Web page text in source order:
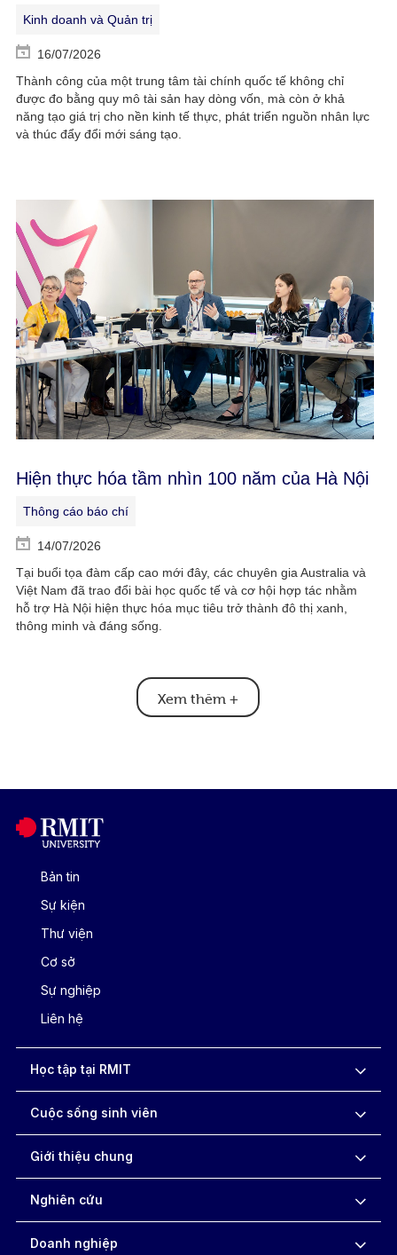
Kinh doanh và Quản trị
16/07/2026
Thành công của một trung tâm tài chính quốc tế không chỉ
được đo bằng quy mô tài sản hay dòng vốn, mà còn ở khả
năng tạo giá trị cho nền kinh tế thực, phát triển nguồn nhân lực
và thúc đẩy đổi mới sáng tạo.
Hiện thực hóa tầm nhìn 100 năm của Hà Nội
Thông cáo báo chí
14/07/2026
Tại buổi tọa đàm cấp cao mới đây, các chuyên gia Australia và
Việt Nam đã trao đổi bài học quốc tế và cơ hội hợp tác nhằm
hỗ trợ Hà Nội hiện thực hóa mục tiêu trở thành đô thị xanh,
thông minh và đáng sống.
Xem thêm +
Bản tin
Sự kiện
Thư viện
Cơ sở
Sự nghiệp
Liên hệ
Học tập tại RMIT
Cuộc sống sinh viên
Giới thiệu chung
Nghiên cứu
Doanh nghiệp